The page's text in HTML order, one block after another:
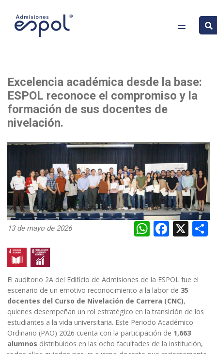
Pasar
contenido
principal
Excelencia académica desde la base:
ESPOL reconoce el compromiso y la
formación de sus docentes de
nivelación.
Imagen
13 de mayo de 2026 X
El auditorio 2A del Edificio de Admisiones de la ESPOL fue el
escenario de un emotivo reconocimiento a la labor de 35
docentes del Curso de Nivelación de Carrera (CNC),
quienes desempeñan un rol estratégico en la transición de los
estudiantes a la vida universitaria. Este Periodo Académico
Ordinario (PAO) 2026 cuenta con la participación de 1,663
alumnos distribuidos en las ocho facultades de la institución,